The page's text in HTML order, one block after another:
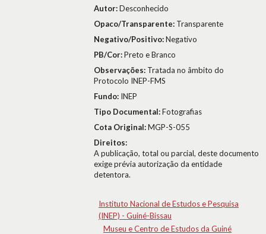
Autor:Desconhecido
Opaco/Transparente: Transparente
Negativo/Positivo:Negativo
PB/Cor:Preto e Branco
Observações: Tratada no âmbito do
Protocolo INEP-FMS
Fundo: INEP
Tipo Documental:Fotografias
Cota Original:MGP-S-055
Direitos:
A publicação, total ou parcial, deste documento
exige prévia autorização da entidade
detentora.
Instituto Nacional de Estudos e Pesquisa
(INEP) - Guiné-Bissau
Museu e Centro de Estudos da Guiné